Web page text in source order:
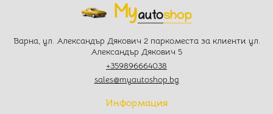
Варна, ул. Александър Дякович 2 паркоместа за клиенти ул.
Александър Дякович 5
+359896664038
sales@myautoshop.bg
Информация